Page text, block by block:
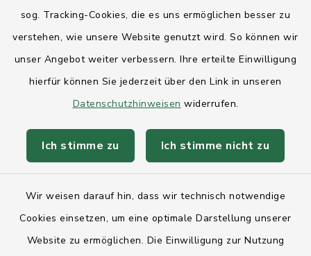
sog. Tracking-Cookies, die es uns ermöglichen besser zu
verstehen, wie unsere Website genutzt wird. So können wir
unser Angebot weiter verbessern. Ihre erteilte Einwilligung
hierfür können Sie jederzeit über den Link in unseren
Datenschutzhinweisen widerrufen.
Ich stimme zu Ich stimme nicht zu
Wir weisen darauf hin, dass wir technisch notwendige
Cookies einsetzen, um eine optimale Darstellung unserer
Website zu ermöglichen. Die Einwilligung zur Nutzung
Landesregierung Schleswig-Holstein
AktivRegion Mittelholstein
Anfahrt